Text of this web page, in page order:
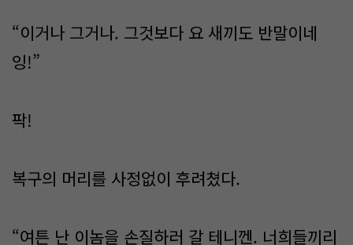
“이거나 그거나. 그것보다 요 새끼도 반말이네
잉!”
팍!
복구의 머리를 사정없이 후려쳤다.
“여튼 난 이놈을 손질하러 갈 테니껜. 너희들끼리